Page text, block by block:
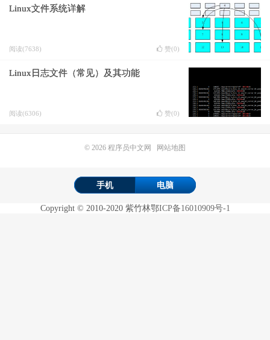
Linux文件系统详解
阅读(7638) 赞(0)
Linux日志文件（常见）及其功能
阅读(6306) 赞(0)
© 2026 程序员中文网 网站地图
手机 电脑
Copyright © 2010-2020 紫竹林鄂ICP备16010909号-1